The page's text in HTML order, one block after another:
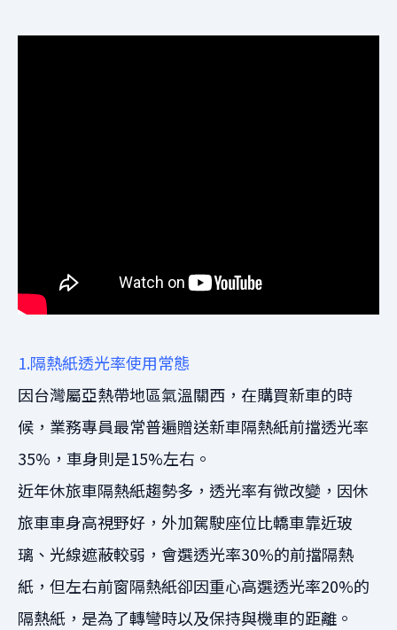
1.隔熱紙透光率使用常態
因台灣屬亞熱帶地區氣溫關西，在購買新車的時
候，業務專員最常普遍贈送新車隔熱紙前擋透光率
35%，車身則是15%左右。
近年休旅車隔熱紙趨勢多，透光率有微改變，因休
旅車車身高視野好，外加駕駛座位比轎車靠近玻
璃、光線遮蔽較弱，會選透光率30%的前擋隔熱
紙，但左右前窗隔熱紙卻因重心高選透光率20%的
隔熱紙，是為了轉彎時以及保持與機車的距離。